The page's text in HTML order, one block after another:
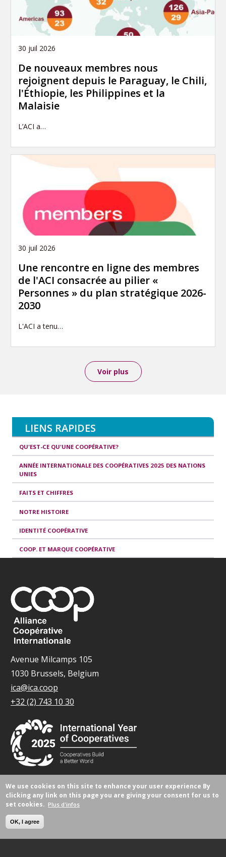
30 juil 2026
De nouveaux membres nous
rejoignent depuis le Paraguay, le Chili,
l'Éthiopie, les Philippines et la
Malaisie
L’ACI a…
30 juil 2026
Une rencontre en ligne des membres
de l'ACI consacrée au pilier «
Personnes » du plan stratégique 2026-
2030
L'ACI a tenu…
Voir plus
LIENS RAPIDES
QU'EST-CE QU'UNE COOPÉRATIVE?
ANNÉE INTERNATIONALE DES COOPÉRATIVES 2025 DES NATIONS
UNIES
FAITS ET CHIFFRES
NOTRE HISTOIRE
IDENTITÉ COOPÉRATIVE
COOP. ET MARQUE COOPÉRATIVE
Avenue Milcamps 105
1030 Brussels, Belgium
ica@ica.coop
+32 (2) 743 10 30
© Tous droits réservés 2026.
We use cookies on this site to enhance your user experience By
clicking any link on this page you are giving your consent for us to
set cookies. Plus d'infos
OK, I agree